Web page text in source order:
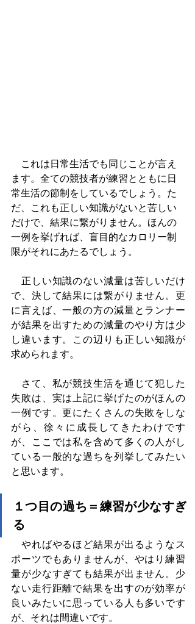
これは日常生活でも同じことが言え
ます。全ての競技者が練習とともに日
常生活の節制をしているでしょう。た
だ、これも正しい知識がないと苦しい
だけで、結果に繋がりません。ほんの
一例を挙げれば、盲目的なカロリー制
限がそれにあたるでしょう。
正しい知識のない減量は苦しいだけ
で、決して結果には繋がりません。更
に言えば、一般の方の減量とランナー
が結果を出すための減量のやり方は少
し違います。この辺りも正しい知識が
求められます。
さて、私が競技生活を通じて犯した
失敗は、実は上記に挙げたのがほんの
一例です。更にたくさんの失敗をしな
がら、徐々に成長してきたわけです
が、ここでは私を含めて多くの人がし
ている一般的な過ちを列挙してみたい
と思います。
１つ目の過ち＝練習が少なすぎ
る
やればやるほど結果が出るようなス
ポーツでもありませんが、やはり練習
量が少なすぎても結果が出ません。少
ない走行距離で結果を出すのが効率が
良いみたいに思っている人も多いです
が、それは間違いです。